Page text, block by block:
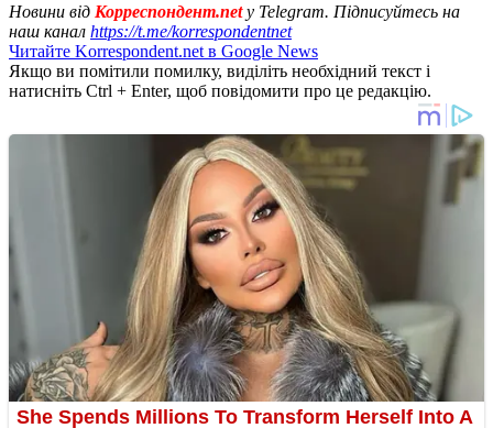
Новини від Корреспондент.netу Telegram. Підписуйтесь на
наш канал https://t.me/korrespondentnet
Читайте Korrespondent.net в Google News
Якщо ви помітили помилку, виділіть необхідний текст і
натисніть Ctrl + Enter, щоб повідомити про це редакцію.